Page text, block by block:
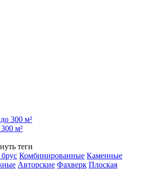
300 м²
м²
теги
Комбинированные Каменные
Авторские Фахверк Плоская